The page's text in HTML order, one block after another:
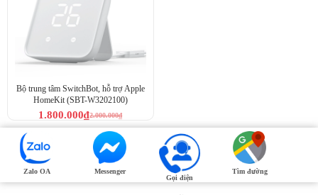
Bộ trung tâm SwitchBot, hỗ trợ Apple
HomeKit (SBT-W3202100)
2.000.000₫
1.800.000₫
Zalo OA
Messenger
Gọi điện
Tìm đường